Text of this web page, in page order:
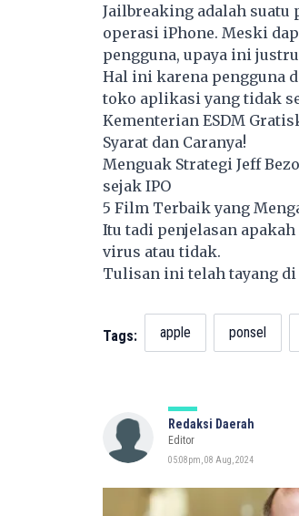
Jailbreaking adalah suatu
operasi iPhone. Meski
pengguna, upaya ini
Hal ini karena pengguna
toko aplikasi yang tidak
Kementerian ESDM
Syarat dan Caranya!
Menguak Strategi Jeff
sejak IPO
5 Film Terbaik yang
Itu tadi penjelasan
virus atau tidak.
Tulisan ini telah tayang di
Tags: apple ponsel
Redaksi Daerah
Editor
05:08pm, 08 Aug, 2024